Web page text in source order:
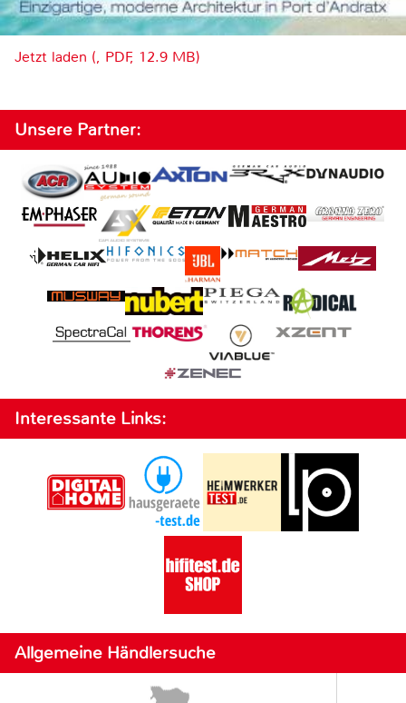
Jetzt laden (, PDF, 12.9 MB)
Unsere Partner:
Interessante Links:
Allgemeine Händlersuche